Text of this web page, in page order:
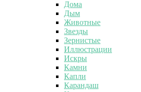
Дома
Дым
Животные
Звезды
Зернистые
Иллюстрации
Искры
Камни
Капли
Карандаш